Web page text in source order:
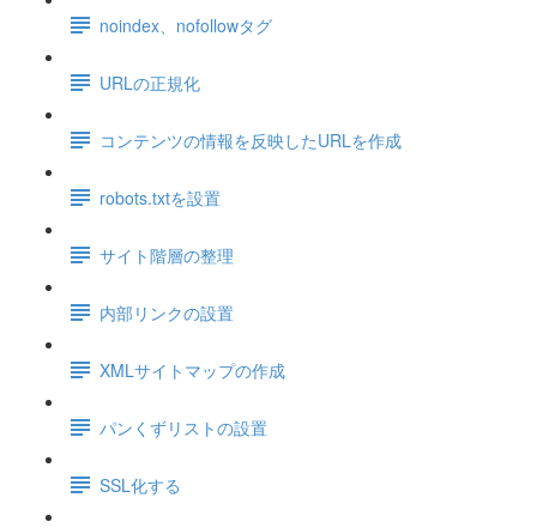
noindex、nofollowタグ
URLの正規化
コンテンツの情報を反映したURLを作成
robots.txtを設置
サイト階層の整理
内部リンクの設置
XMLサイトマップの作成
パンくずリストの設置
SSL化する